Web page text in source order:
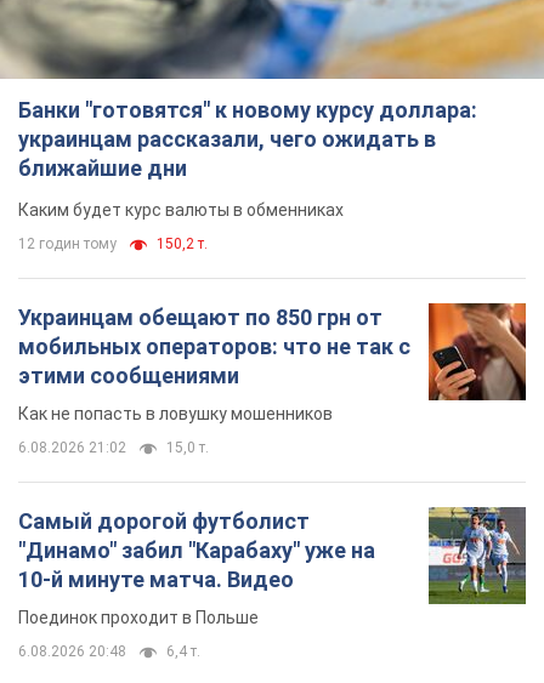
мобильных операторов: что не так с
этими сообщениями
Как не попасть в ловушку мошенников
6.08.2026 21:02 15,0 т.
Самый дорогой футболист
"Динамо" забил "Карабаху" уже на
10-й минуте матча. Видео
Поединок проходит в Польше
6.08.2026 20:48 6,4 т.